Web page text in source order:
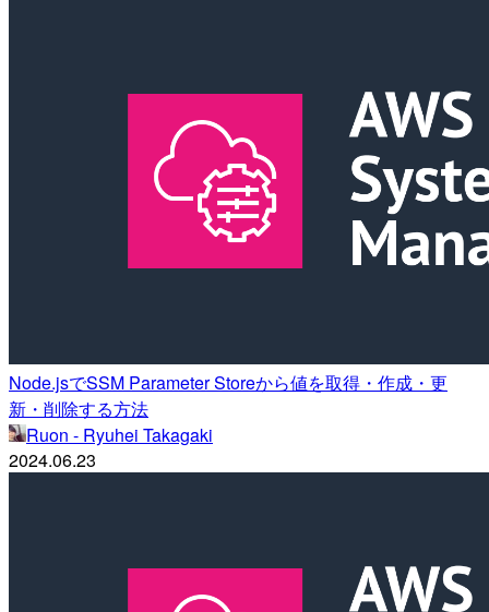
Node.jsでSSM Parameter Storeから値を取得・作成・更
新・削除する方法
Ruon - Ryuhei Takagaki
2024.06.23